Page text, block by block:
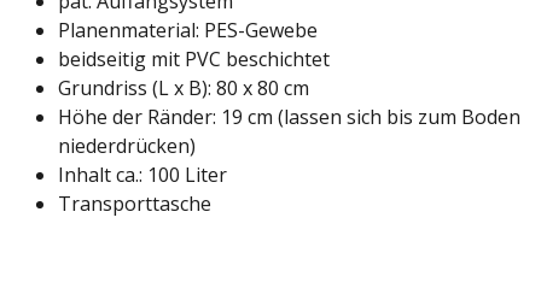
Planenmaterial: PES-Gewebe
beidseitig mit PVC beschichtet
Grundriss (L x B): 80 x 80 cm
Höhe der Ränder: 19 cm (lassen sich bis zum Boden
niederdrücken)
Inhalt ca.: 100 Liter
Transporttasche